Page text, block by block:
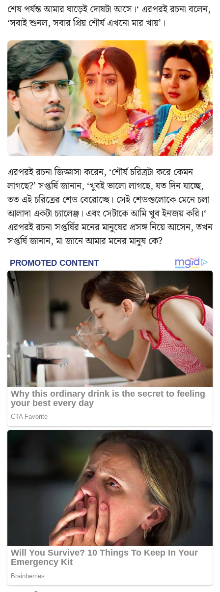
শেষ পর্যন্ত আমার ঘাড়েই দোষটা আসে।‘ এরপরই রচনা বলেন,
‘সবাই শুনল, সবার প্রিয় শৌর্য এখনো মার খায়’।
এরপরই রচনা জিজ্ঞাসা করেন, ‘শৌর্য চরিত্রটা করে কেমন
লাগছে?’ সপ্তর্ষি জানান, ‘খুবই ভালো লাগছে, যত দিন যাচ্ছে,
তত এই চরিত্রের শেড বেরোচ্ছে। সেই শেডগুলোকে মেনে চলা
আলাদা একটা চ্যালেঞ্জ। এবং সেটাকে আমি খুব ইনজয় করি।‘
এরপরই রচনা সপ্তর্ষির মনের মানুষের প্রসঙ্গ নিয়ে আসেন, তখন
সপ্তর্ষি জানান, মা জানে আমার মনের মানুষ কে?